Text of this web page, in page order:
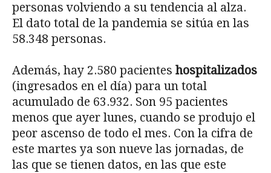
personas volviendo a su tendencia al alza.
El dato total de la pandemia se sitúa en las
58.348 personas.
Además, hay 2.580 pacientes hospitalizados
(ingresados en el día) para un total
acumulado de 63.932. Son 95 pacientes
menos que ayer lunes, cuando se produjo el
peor ascenso de todo el mes. Con la cifra de
este martes ya son nueve las jornadas, de
las que se tienen datos, en las que este